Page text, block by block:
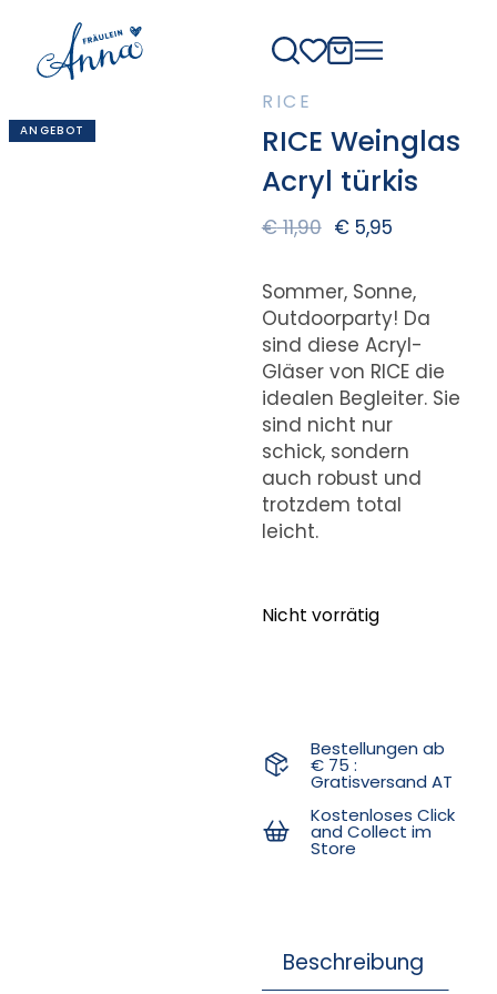
ANGEBOT
RICE
RICE Weinglas
Acryl türkis
€11,90 €5,95
Sommer, Sonne,
Outdoorparty! Da
sind diese Acryl-
Gläser von RICE die
idealen Begleiter. Sie
sind nicht nur
schick, sondern
auch robust und
trotzdem total
leicht.
Nicht vorrätig
Bestellungen ab
€ 75 :
Gratisversand AT
Kostenloses Click
and Collect im
Store
Beschreibung